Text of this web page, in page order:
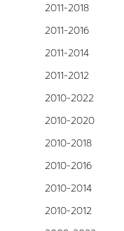
2011-2018
2011-2016
2011-2014
2011-2012
2010-2022
2010-2020
2010-2018
2010-2016
2010-2014
2010-2012